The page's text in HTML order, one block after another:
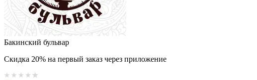
Бакинский бульвар
Скидка 20% на первый заказ через приложение